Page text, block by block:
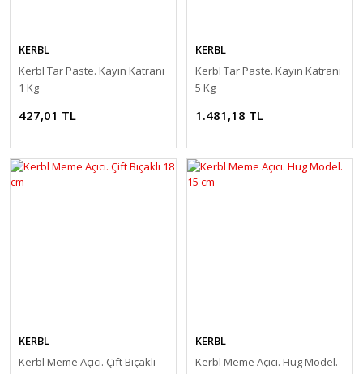
KERBL
Kerbl Tar Paste. Kayın Katranı
1 Kg
427,01 TL
KERBL
Kerbl Tar Paste. Kayın Katranı
5 Kg
1.481,18 TL
KERBL
Kerbl Meme Açıcı. Çift Bıçaklı
KERBL
Kerbl Meme Açıcı. Hug Model.